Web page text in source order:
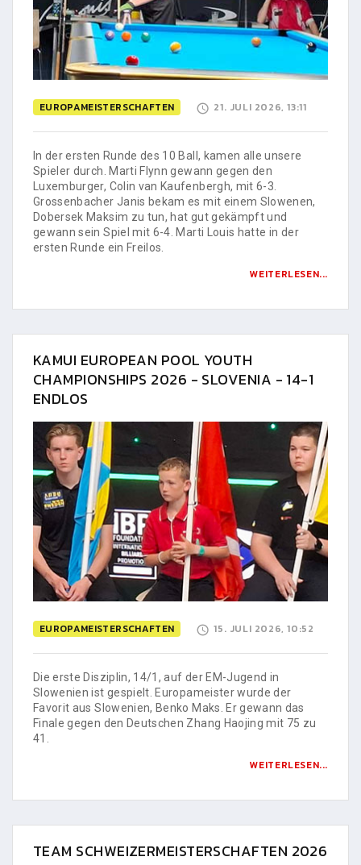
EUROPAMEISTERSCHAFTEN 21. JULI 2026, 13:11
In der ersten Runde des 10 Ball, kamen alle unsere
Spieler durch. Marti Flynn gewann gegen den
Luxemburger, Colin van Kaufenbergh, mit 6-3.
Grossenbacher Janis bekam es mit einem Slowenen,
Dobersek Maksim zu tun, hat gut gekämpft und
gewann sein Spiel mit 6-4. Marti Louis hatte in der
ersten Runde ein Freilos.
WEITERLESEN...
KAMUI EUROPEAN POOL YOUTH
CHAMPIONSHIPS 2026 - SLOVENIA - 14-1
ENDLOS
EUROPAMEISTERSCHAFTEN 15. JULI 2026, 10:52
Die erste Disziplin, 14/1, auf der EM-Jugend in
Slowenien ist gespielt. Europameister wurde der
Favorit aus Slowenien, Benko Maks. Er gewann das
Finale gegen den Deutschen Zhang Haojing mit 75 zu
41.
WEITERLESEN...
TEAM SCHWEIZERMEISTERSCHAFTEN 2026